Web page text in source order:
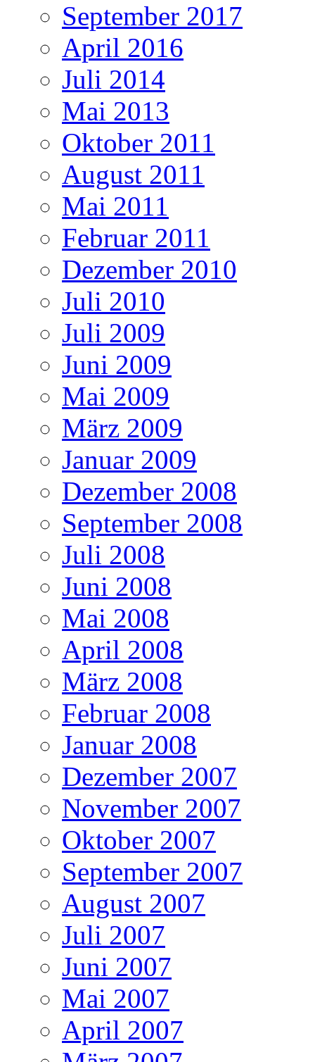
September 2017
April 2016
Juli 2014
Mai 2013
Oktober 2011
August 2011
Mai 2011
Februar 2011
Dezember 2010
Juli 2010
Juli 2009
Juni 2009
Mai 2009
März 2009
Januar 2009
Dezember 2008
September 2008
Juli 2008
Juni 2008
Mai 2008
April 2008
März 2008
Februar 2008
Januar 2008
Dezember 2007
November 2007
Oktober 2007
September 2007
August 2007
Juli 2007
Juni 2007
Mai 2007
April 2007